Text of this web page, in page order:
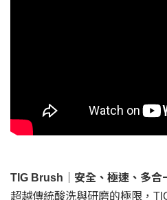
TIG Brush｜安全、極速、多合
超越傳統酸洗與研磨的極限，